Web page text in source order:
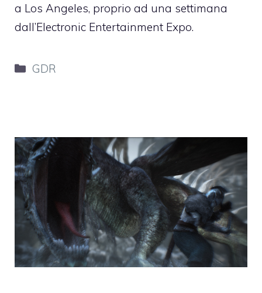
a Los Angeles, proprio ad una settimana
dall’Electronic Entertainment Expo.
Categorie
GDR